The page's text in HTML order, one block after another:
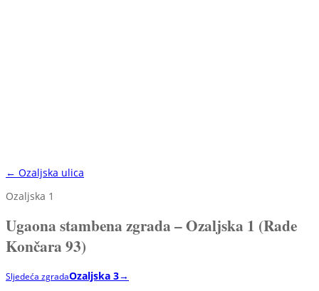
← Ozaljska ulica
Ozaljska 1
Ugaona stambena zgrada – Ozaljska 1 (Rade
Končara 93)
Sljedeća zgradaOzaljska 3→